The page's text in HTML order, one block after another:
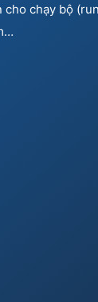
cho chạy bộ